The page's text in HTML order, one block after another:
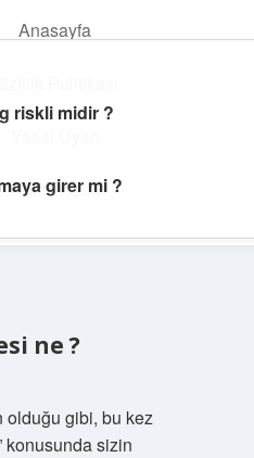
Anasayfa
Hakkımızda
keşiflerle dolu içerikler.
ne ?
olduğu gibi, bu kez
konusunda sizin
riskli midir ?
girer mi ?